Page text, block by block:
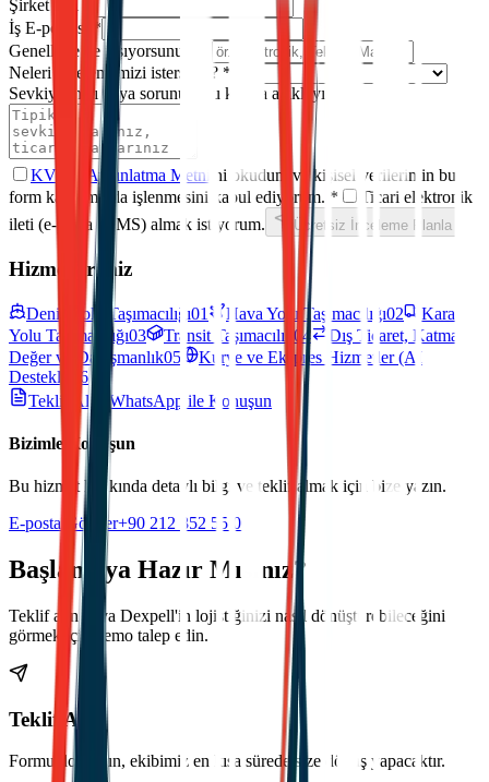
Şirket Adı
İş E-postası
*
Genellikle ne taşıyorsunuz?
Neleri incelememizi istersiniz? *
Sevkiyatınızı veya sorununuzu kısaca açıklayın
KVKK Aydınlatma Metni
'ni okudum ve kişisel verilerimin bu
form kapsamında işlenmesini kabul ediyorum. *
Ticari elektronik
ileti (e-posta / SMS) almak istiyorum.
Ücretsiz İnceleme Planla
Hizmetlerimiz
Deniz Yolu Taşımacılığı01 Hava Yolu Taşımacılığı02
Kara
Yolu Taşımacılığı03 Transit Taşımacılık 04
Dış Ticaret, Katma
Değer ve Danışmanlık05
Kurye ve Ekspres Hizmetler (AI
Destekli)
06
Teklif Al
WhatsApp ile Konuşun
Bizimle Konuşun
Bu hizmet hakkında detaylı bilgi ve teklif almak için bize yazın.
E-posta Gönder+90 212 852 55 00
Başlamaya Hazır Mısınız?
Teklif alın veya Dexpell'in lojistiğinizi nasıl dönüştürebileceğini
görmek için demo talep edin.
Teklif Al
Formu doldurun, ekibimiz en kısa sürede size dönüş yapacaktır.